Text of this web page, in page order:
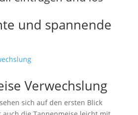
und spannende
Verwechslung
sich auf den ersten Blick